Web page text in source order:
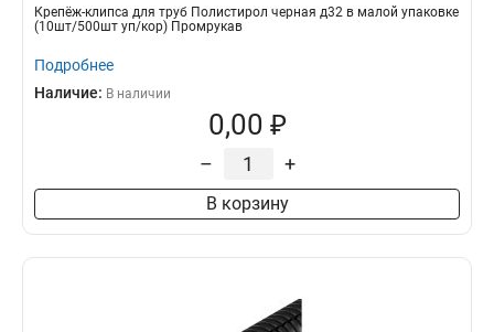
Крепёж-клипса для труб Полистирол черная д32 в малой упаковке
(10шт/500шт уп/кор) Промрукав
Подробнее
Наличие: В наличии
0,00 ₽
– +
В корзину